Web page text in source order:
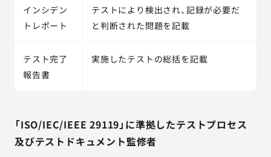
インシデン
トレポート
テストにより検出され、記録が必要だ
と判断された問題を記載
テスト完了
報告書
実施したテストの総括を記載
「ISO/IEC/IEEE 29119」に準拠したテストプロセス
及びテストドキュメント監修者